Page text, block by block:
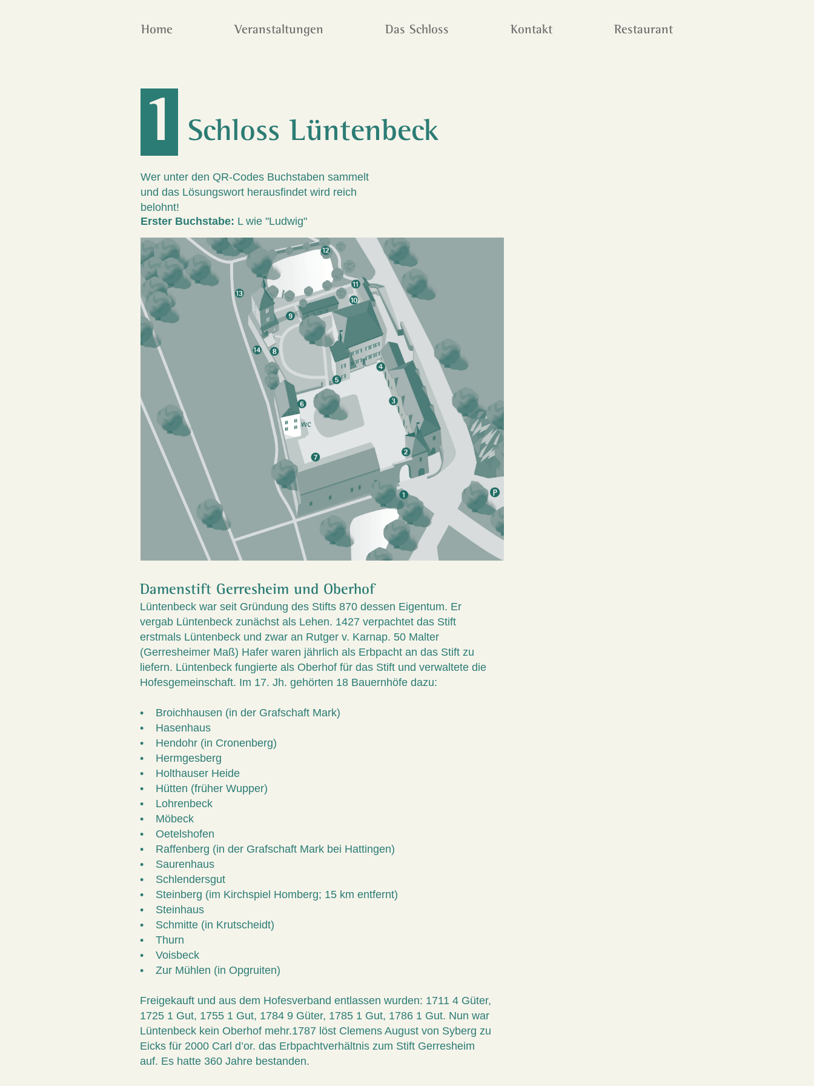
Home Veranstaltungen Das Schloss Kontakt Restaurant
1 Schloss Lüntenbeck
Wer unter den QR-Codes Buchstaben sammelt
und das Lösungswort herausfindet wird reich
belohnt!
Erster Buchstabe: L wie "Ludwig"
Damenstift Gerresheim und Oberhof
Lüntenbeck war seit Gründung des Stifts 870 dessen Eigentum. Er
vergab Lüntenbeck zunächst als Lehen. 1427 verpachtet das Stift
erstmals Lüntenbeck und zwar an Rutger v. Karnap. 50 Malter
(Gerresheimer Maß) Hafer waren jährlich als Erbpacht an das Stift zu
liefern. Lüntenbeck fungierte als Oberhof für das Stift und verwaltete die
Hofesgemeinschaft. Im 17. Jh. gehörten 18 Bauernhöfe dazu:
• Broichhausen (in der Grafschaft Mark)
• Hasenhaus
• Hendohr (in Cronenberg)
• Hermgesberg
• Holthauser Heide
• Hütten (früher Wupper)
• Lohrenbeck
• Möbeck
• Oetelshofen
• Raffenberg (in der Grafschaft Mark bei Hattingen)
• Saurenhaus
• Schlendersgut
• Steinberg (im Kirchspiel Homberg; 15 km entfernt)
• Steinhaus
• Schmitte (in Krutscheidt)
• Thurn
• Voisbeck
• Zur Mühlen (in Opgruiten)
Freigekauft und aus dem Hofesverband entlassen wurden: 1711 4 Güter,
1725 1 Gut, 1755 1 Gut, 1784 9 Güter, 1785 1 Gut, 1786 1 Gut. Nun war
Lüntenbeck kein Oberhof mehr.1787 löst Clemens August von Syberg zu
Eicks für 2000 Carl d’or. das Erbpachtverhältnis zum Stift Gerresheim
auf. Es hatte 360 Jahre bestanden.